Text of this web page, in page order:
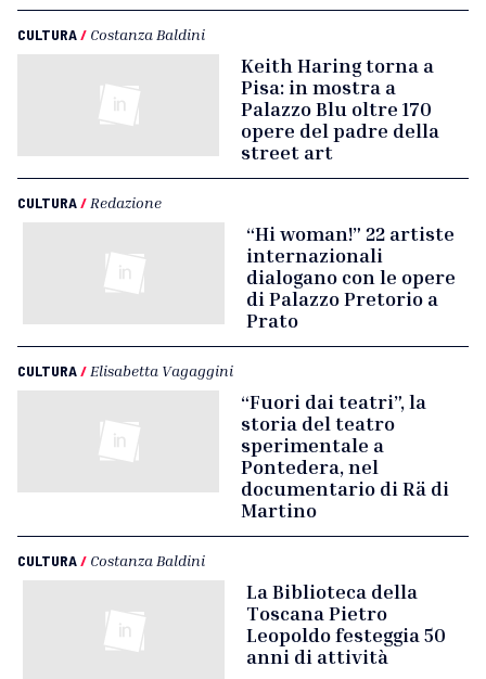
CULTURA/ Costanza Baldini
Keith Haring torna a
Pisa: in mostra a
Palazzo Blu oltre 170
opere del padre della
street art
CULTURA/ Redazione
“Hi woman!” 22 artiste
internazionali
dialogano con le opere
di Palazzo Pretorio a
Prato
CULTURA/ Elisabetta Vagaggini
“Fuori dai teatri”, la
storia del teatro
sperimentale a
Pontedera, nel
documentario di Rä di
Martino
CULTURA/ Costanza Baldini
La Biblioteca della
Toscana Pietro
Leopoldo festeggia 50
anni di attività